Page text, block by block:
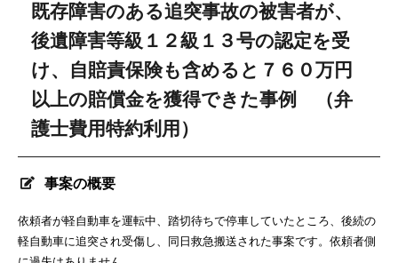
既存障害のある追突事故の被害者が、
後遺障害等級１２級１３号の認定を受
け、自賠責保険も含めると７６０万円
以上の賠償金を獲得できた事例 （弁
護士費用特約利用）
事案の概要
依頼者が軽自動車を運転中、踏切待ちで停車していたところ、後続の
軽自動車に追突され受傷し、同日救急搬送された事案です。依頼者側